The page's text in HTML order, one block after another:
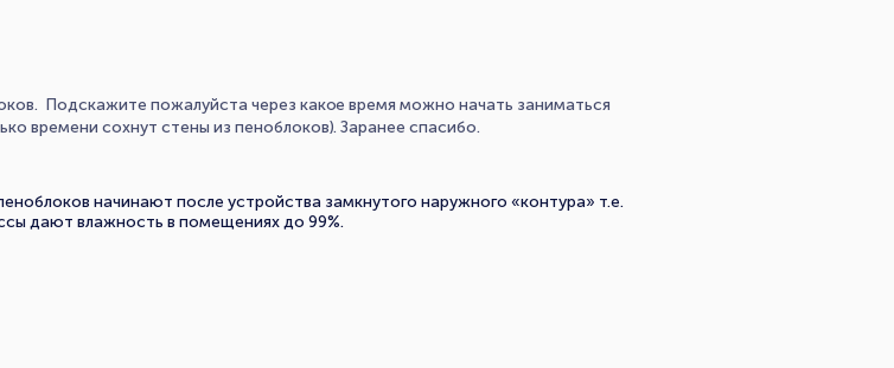
Подскажите пожалуйста через какое время можно начать заниматься
времени сохнут стены из пеноблоков). Заранее спасибо.
начинают после устройства замкнутого наружного «контура» т.е.
дают влажность в помещениях до 99%.